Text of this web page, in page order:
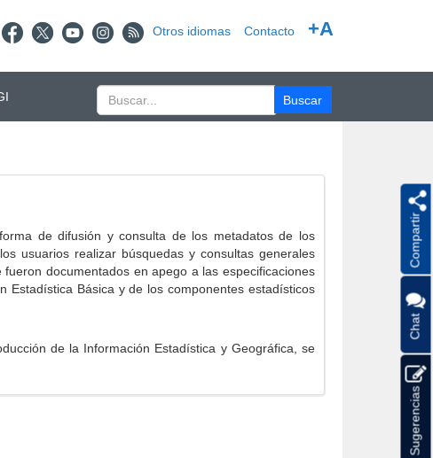
Otros idiomas Contacto +A
de difusión y consulta de los metadatos de los
usuarios realizar búsquedas y consultas generales
documentados en apego a las especificaciones
Básica y de los componentes estadísticos
de la Información Estadística y Geográfica, se
Compartir
Chat
Sugerencias